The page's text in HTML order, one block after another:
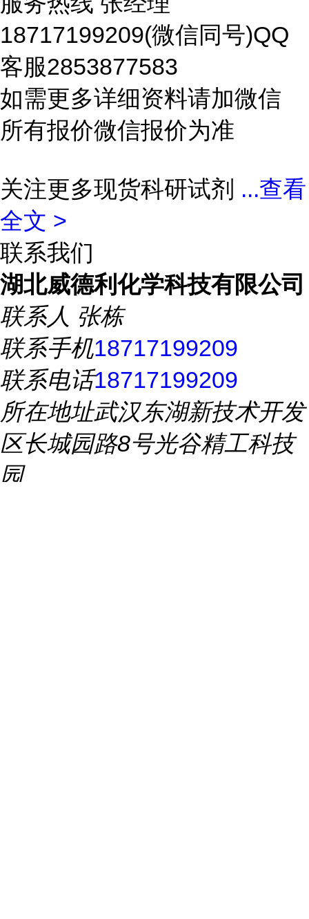
18717199209(微信同号)QQ
客服2853877583
如需更多详细资料请加微信
所有报价微信报价为准
关注更多现货科研试剂 ...查看
全文 >
联系我们
湖北威德利化学科技有限公司
联系人 张栋
联系手机18717199209
联系电话18717199209
所在地址武汉东湖新技术开发
区长城园路8号光谷精工科技
园